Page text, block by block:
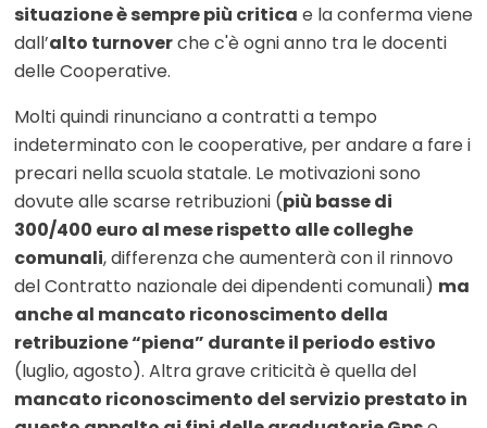
situazione è sempre più critica e la conferma viene
dall’alto turnoverche c'è ogni anno tra le docenti
delle Cooperative.
Molti quindi rinunciano a contratti a tempo
indeterminato con le cooperative, per andare a fare i
precari nella scuola statale. Le motivazioni sono
dovute alle scarse retribuzioni (più basse di
300/400 euro al mese rispetto alle colleghe
comunali, differenza che aumenterà con il rinnovo
del Contratto nazionale dei dipendenti comunali) ma
anche al mancato riconoscimento della
retribuzione “piena” durante il periodo estivo
(luglio, agosto). Altra grave criticità è quella del
mancato riconoscimento del servizio prestato in